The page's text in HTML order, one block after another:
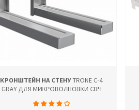
КРОНШТЕЙН НА СТЕНУTRONE С-4
GRAY ДЛЯ МИКРОВОЛНОВКИ СВЧ